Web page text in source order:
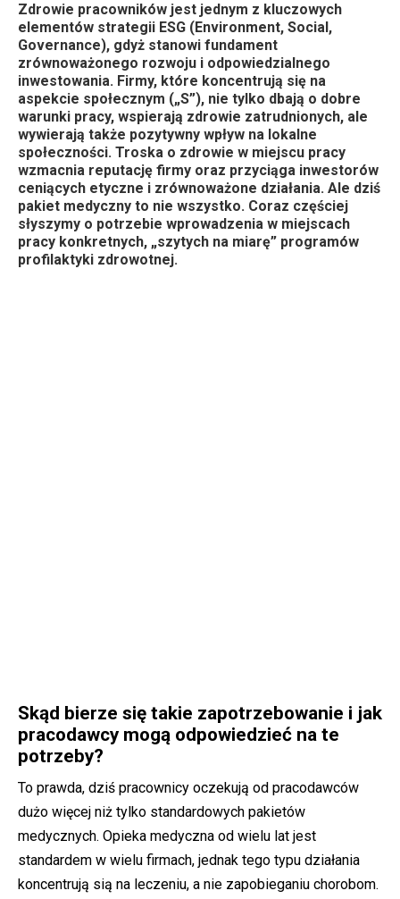
Zdrowie pracowników jest jednym z kluczowych
elementów strategii ESG (Environment, Social,
Governance), gdyż stanowi fundament
zrównoważonego rozwoju i odpowiedzialnego
inwestowania. Firmy, które koncentrują się na
aspekcie społecznym („S”), nie tylko dbają o dobre
warunki pracy, wspierają zdrowie zatrudnionych, ale
wywierają także pozytywny wpływ na lokalne
społeczności. Troska o zdrowie w miejscu pracy
wzmacnia reputację firmy oraz przyciąga inwestorów
ceniących etyczne i zrównoważone działania. Ale dziś
pakiet medyczny to nie wszystko. Coraz częściej
słyszymy o potrzebie wprowadzenia w miejscach
pracy konkretnych, „szytych na miarę” programów
profilaktyki zdrowotnej.
Skąd bierze się takie zapotrzebowanie i jak
pracodawcy mogą odpowiedzieć na te
potrzeby?
To prawda, dziś pracownicy oczekują od pracodawców
dużo więcej niż tylko standardowych pakietów
medycznych. Opieka medyczna od wielu lat jest
standardem w wielu firmach, jednak tego typu działania
koncentrują sią na leczeniu, a nie zapobieganiu chorobom.